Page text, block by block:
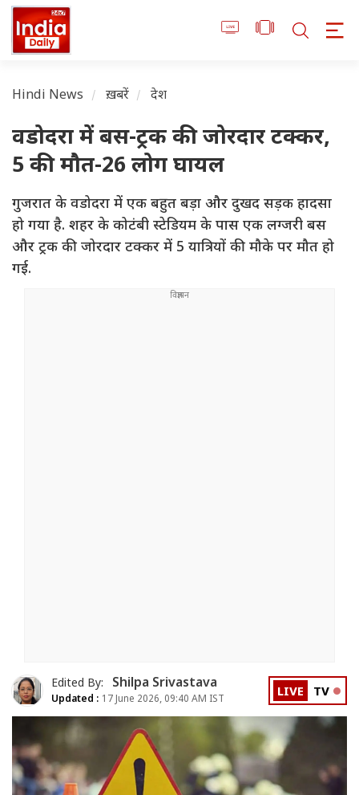
Hindi News ख़बरें देश
वडोदरा में बस-ट्रक की जोरदार टक्कर,
5 की मौत-26 लोग घायल
गुजरात के वडोदरा में एक बहुत बड़ा और दुखद सड़क हादसा
हो गया है. शहर के कोटंबी स्टेडियम के पास एक लग्जरी बस
और ट्रक की जोरदार टक्कर में 5 यात्रियों की मौके पर मौत हो
गई.
Edited By: Shilpa Srivastava
Updated : 17 June 2026, 09:40 AM IST LIVE TV